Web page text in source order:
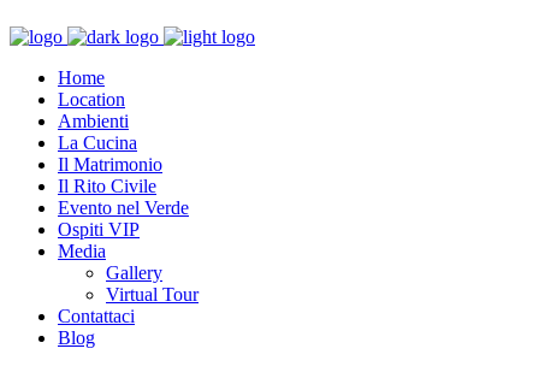
Home
Location
Ambienti
La Cucina
Il Matrimonio
Il Rito Civile
Evento nel Verde
Ospiti VIP
Media
Gallery
Virtual Tour
Contattaci
Blog